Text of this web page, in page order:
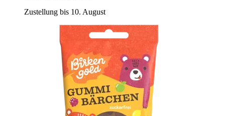
Zustellung bis 10. August